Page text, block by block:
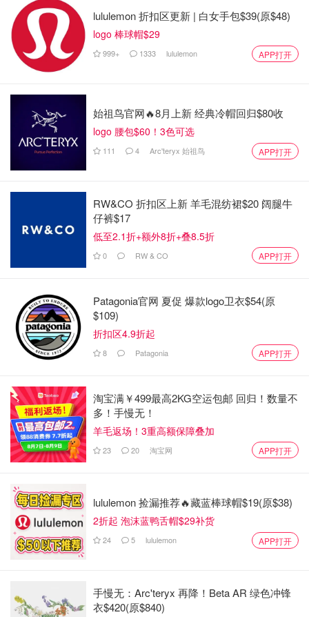
图片来源于ins，版权属于原作者
“我们是一支严肃的队伍，我们追求的是比赛，而不是观
光。”
lululemon 折扣区更新 | 白女手包$39(原$48)
logo 棒球帽$29
999+ 1333 lululemon APP打开
始祖鸟官网🔥8月上新 经典冷帽回归$80收
logo 腰包$60！3色可选
111 4 Arc'teryx 始祖鸟 APP打开
RW&CO 折扣区上新 羊毛混纺裙$20 阔腿牛
仔裤$17
低至2.1折+额外8折+叠8.5折
0 RW & CO APP打开
Patagonia官网 夏促 爆款logo卫衣$54(原
$109)
折扣区4.9折起
8 Patagonia APP打开
淘宝满￥499最高2KG空运包邮 回归！数量不
多！手慢无！
羊毛返场！3重高额保障叠加
23 20 淘宝网 APP打开
lululemon 捡漏推荐🔥藏蓝棒球帽$19(原$38)
2折起 泡沫蓝鸭舌帽$29补货
24 5 lululemon APP打开
手慢无：Arc'teryx 再降！Beta AR 绿色冲锋
衣$420(原$840)